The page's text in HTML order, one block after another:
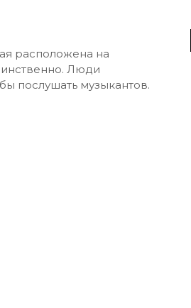
расположена на
Люди
послушать музыкантов.